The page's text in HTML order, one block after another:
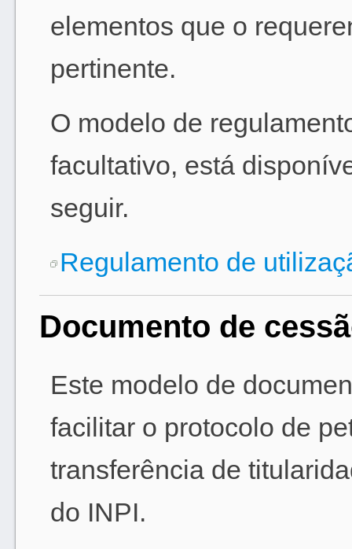
elementos que o
pertinente.
O modelo de
facultativo, está
seguir.
Regulamento de
Documento de
Este modelo de
facilitar o protocolo de
transferência de
do INPI.